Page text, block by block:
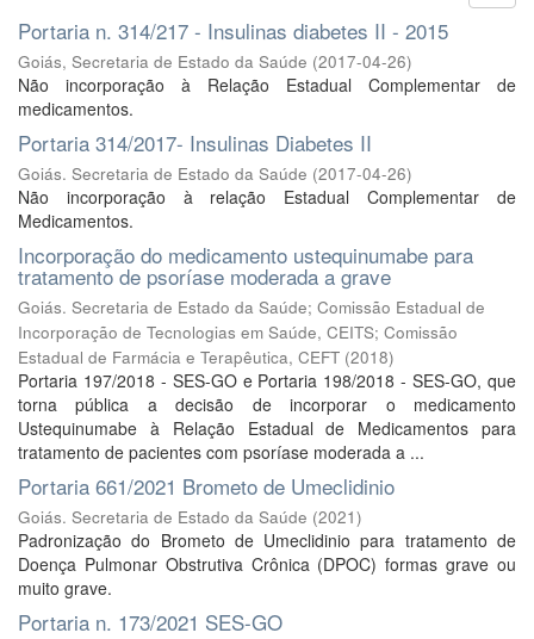
Portaria n. 314/217 - Insulinas diabetes II - 2015
Goiás, Secretaria de Estado da Saúde (2017-04-26)
Não incorporação à Relação Estadual Complementar de
medicamentos.
Portaria 314/2017- Insulinas Diabetes II
Goiás. Secretaria de Estado da Saúde (2017-04-26)
Não incorporação à relação Estadual Complementar de
Medicamentos.
Incorporação do medicamento ustequinumabe para
tratamento de psoríase moderada a grave
Goiás. Secretaria de Estado da Saúde; Comissão Estadual de
Incorporação de Tecnologias em Saúde, CEITS; Comissão
Estadual de Farmácia e Terapêutica, CEFT (2018)
Portaria 197/2018 - SES-GO e Portaria 198/2018 - SES-GO, que
torna pública a decisão de incorporar o medicamento
Ustequinumabe à Relação Estadual de Medicamentos para
tratamento de pacientes com psoríase moderada a ...
Portaria 661/2021 Brometo de Umeclidinio
Goiás. Secretaria de Estado da Saúde (2021)
Padronização do Brometo de Umeclidinio para tratamento de
Doença Pulmonar Obstrutiva Crônica (DPOC) formas grave ou
muito grave.
Portaria n. 173/2021 SES-GO